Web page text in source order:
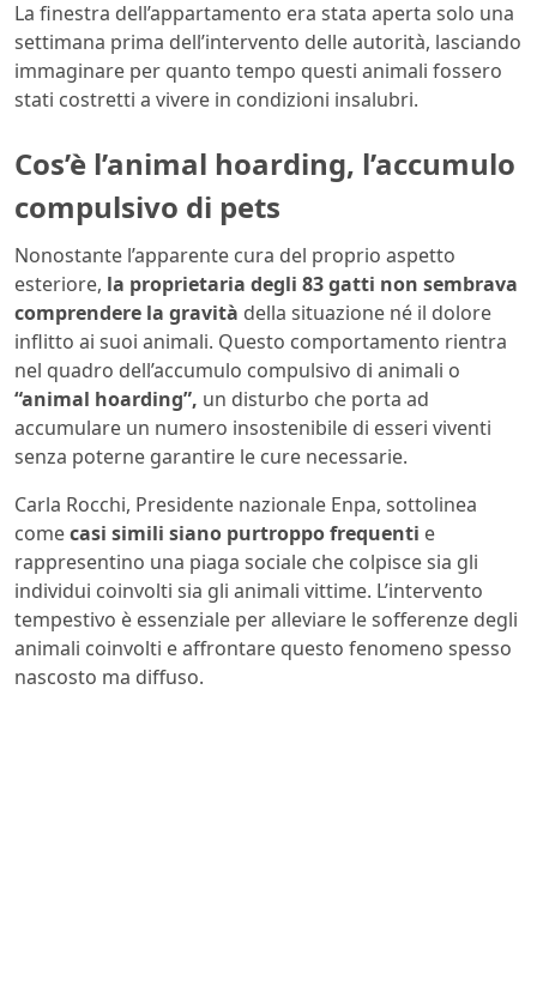
La finestra dell’appartamento era stata aperta solo una
settimana prima dell’intervento delle autorità, lasciando
immaginare per quanto tempo questi animali fossero
stati costretti a vivere in condizioni insalubri.
Cos’è l’animal hoarding, l’accumulo
compulsivo di pets
Nonostante l’apparente cura del proprio aspetto
esteriore, la proprietaria degli 83 gatti non sembrava
comprendere la gravità della situazione né il dolore
inflitto ai suoi animali. Questo comportamento rientra
nel quadro dell’accumulo compulsivo di animali o
“animal hoarding”, un disturbo che porta ad
accumulare un numero insostenibile di esseri viventi
senza poterne garantire le cure necessarie.
Carla Rocchi, Presidente nazionale Enpa, sottolinea
comecasi simili siano purtroppo frequenti e
rappresentino una piaga sociale che colpisce sia gli
individui coinvolti sia gli animali vittime. L’intervento
tempestivo è essenziale per alleviare le sofferenze degli
animali coinvolti e affrontare questo fenomeno spesso
nascosto ma diffuso.